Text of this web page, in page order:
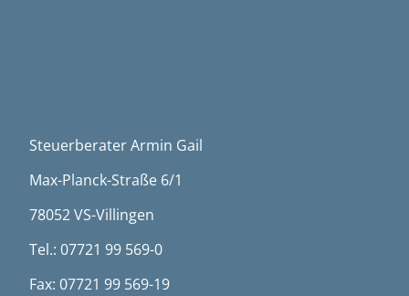
Steuerberater Armin Gail
Max-Planck-Straße 6/1
78052 VS-Villingen
Tel.: 07721 99 569-0
Fax: 07721 99 569-19